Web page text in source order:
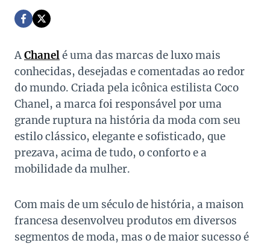
AChanelé uma das marcas de luxo mais
conhecidas, desejadas e comentadas ao redor
do mundo. Criada pela icônica estilista Coco
Chanel, a marca foi responsável por uma
grande ruptura na história da moda com seu
estilo clássico, elegante e sofisticado, que
prezava, acima de tudo, o conforto e a
mobilidade da mulher.
Com mais de um século de história, a maison
francesa desenvolveu produtos em diversos
segmentos de moda, mas o de maior sucesso é